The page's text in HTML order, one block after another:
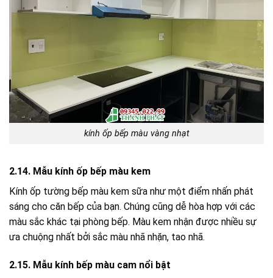
kính ốp bếp màu vàng nhạt
2.14. Mẫu kính ốp bếp màu kem
Kính ốp tường bếp màu kem sữa như một điểm nhấn phát
sáng cho căn bếp của bạn. Chúng cũng dễ hòa hợp với các
màu sắc khác tại phòng bếp. Màu kem nhận được nhiều sự
ưa chuộng nhất bởi sắc màu nhã nhặn, tao nhã.
2.15. Mẫu kính bếp màu cam nổi bật